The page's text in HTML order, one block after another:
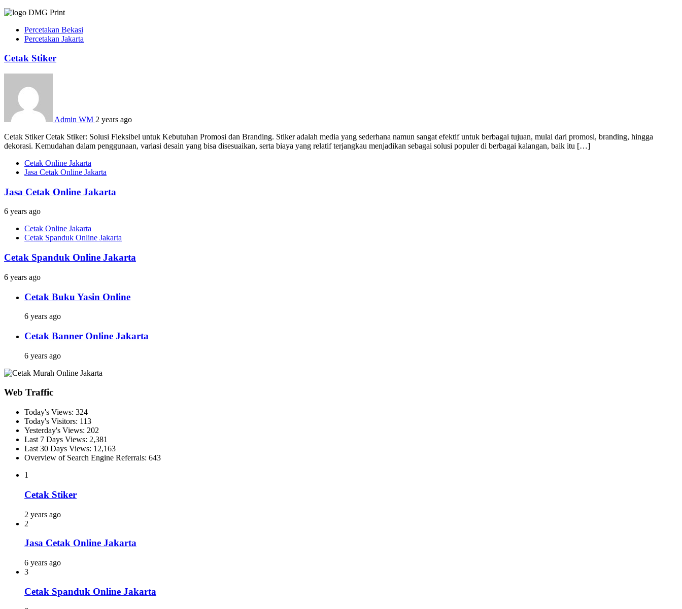
Percetakan Bekasi
Percetakan Jakarta
Cetak Stiker
Admin WM 2 years ago
Cetak Stiker Cetak Stiker: Solusi Fleksibel untuk Kebutuhan Promosi dan Branding. Stiker adalah media yang sederhana namun sangat efektif untuk berbagai tujuan, mulai dari promosi, branding, hingga
dekorasi. Kemudahan dalam penggunaan, variasi desain yang bisa disesuaikan, serta biaya yang relatif terjangkau menjadikan sebagai solusi populer di berbagai kalangan, baik itu […]
Cetak Online Jakarta
Jasa Cetak Online Jakarta
Jasa Cetak Online Jakarta
6 years ago
Cetak Online Jakarta
Cetak Spanduk Online Jakarta
Cetak Spanduk Online Jakarta
6 years ago
Cetak Buku Yasin Online
6 years ago
Cetak Banner Online Jakarta
6 years ago
Web Traffic
Today's Views: 324
Today's Visitors: 113
Yesterday's Views: 202
Last 7 Days Views: 2,381
Last 30 Days Views: 12,163
Overview of Search Engine Referrals: 643
1
Cetak Stiker
2 years ago
2
Jasa Cetak Online Jakarta
6 years ago
3
Cetak Spanduk Online Jakarta